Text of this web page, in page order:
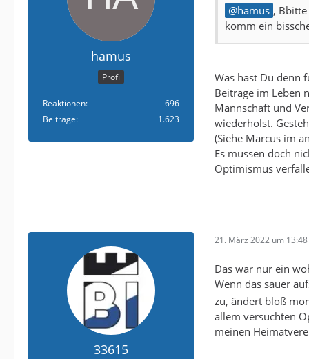
hamus
Profi
Reaktionen
696
Beiträge
1.623
hamus ,
komm ein
Was hast Du denn
Beiträge im Leben
Mannschaft und
wiederholst.
(Siehe Marcus im
Es müssen doch
Optimismus
33615
21. März 2022 um 13:48
Das war nur ein
Wenn das sauer
zu, ändert bloß
allem versuchten
meinen